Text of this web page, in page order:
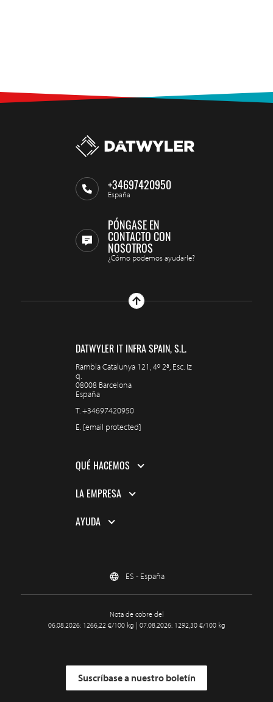
+34697420950
España
PÓNGASE EN
CONTACTO CON
NOSOTROS
¿Cómo podemos ayudarle?
DATWYLER IT INFRA SPAIN, S.L.
Rambla Catalunya 121, 4º 2ª, Esc. Iz
q.
08008 Barcelona
España
T.+34697420950
E. [email protected]
QUÉ HACEMOS
LA EMPRESA
AYUDA
ES - España
Nota de cobre del
06.08.2026: 1266,22 €/100 kg | 07.08.2026: 1292,30 €/100 kg
Suscríbase a nuestro boletín